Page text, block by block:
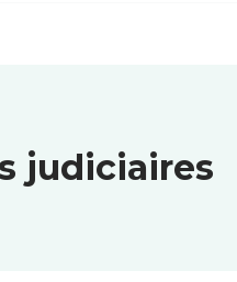
judiciaires